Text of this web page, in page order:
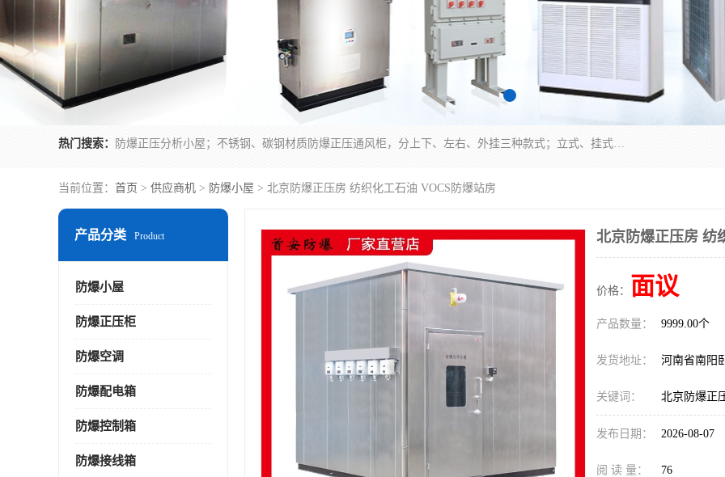
热门搜索： 防爆正压分析小屋；不锈钢、碳钢材质防爆正压通风柜，分上下、左右、外挂三种款式；立式、挂式防爆配电柜体；不锈钢、碳钢防爆变频、磁力、星三角启动器；不锈钢、碳钢、铸铝防爆控制箱柜；可操作按键、多块式防爆仪表箱；多材质防爆接线箱；台式防爆电脑、防爆监视器。产品适配石油、化工、煤炭、电力、纺织、酿酒、航天、铁路、冶金、船舶、消防、市政等多行业工况使用。
当前位置： 首页 > 供应商机 > 防爆小屋 > 北京防爆正压房 纺织化工石油 VOCS防爆站房
产品分类 Product
防爆小屋
防爆正压柜
防爆空调
防爆配电箱
防爆控制箱
防爆接线箱
北京防爆正压房 纺
价格： 面议
产品数量： 9999.00个
发货地址： 河南省南阳
关键词： 北京防爆正
发布日期： 2026-08-07
阅 读 量： 76